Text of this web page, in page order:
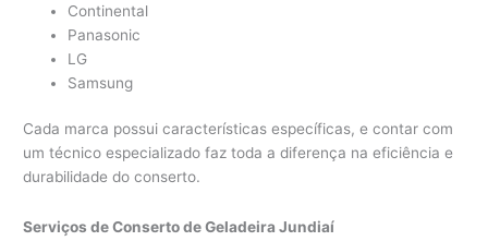
Continental
Panasonic
LG
Samsung
Cada marca possui características específicas, e contar com
um técnico especializado faz toda a diferença na eficiência e
durabilidade do conserto.
Serviços de Conserto de Geladeira Jundiaí